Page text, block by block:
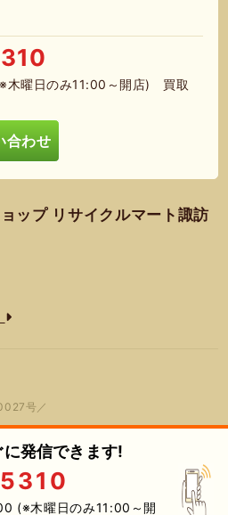
木曜日のみ11:00～開店) 買取
合わせ
ップ リサイクルマート諏訪
号／
© 2026年 総合リユースショップ リサ
マート諏訪店
発信できます!
(※木曜日のみ11:00～開